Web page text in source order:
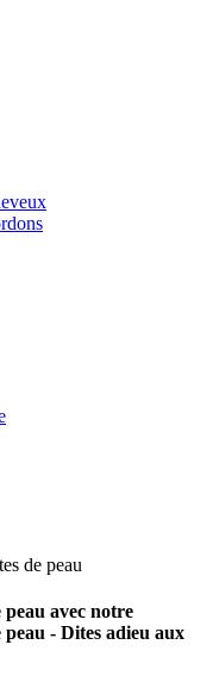
de peau
peau avec notre
- Dites adieu aux